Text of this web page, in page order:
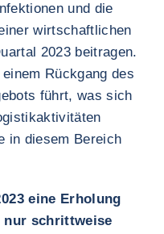
und die
wirtschaftlichen
2023 beitragen.
Rückgang des
führt, was sich
in diesem Bereich
eine Erholung
nur schrittweise